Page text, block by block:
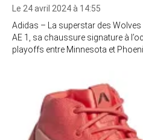
Le 24 avril 2024 à 14:55
Adidas – La superstar des
AE 1, sa chaussure signature à
playoffs entre Minnesota et